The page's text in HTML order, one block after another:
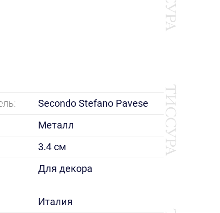
Secondo Stefano Pavese
Металл
3.4 см
Для декора
Италия